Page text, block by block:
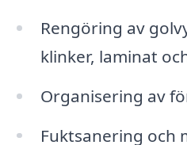
Rengöring av
klinker, laminat
Organisering av
Fuktsanering och